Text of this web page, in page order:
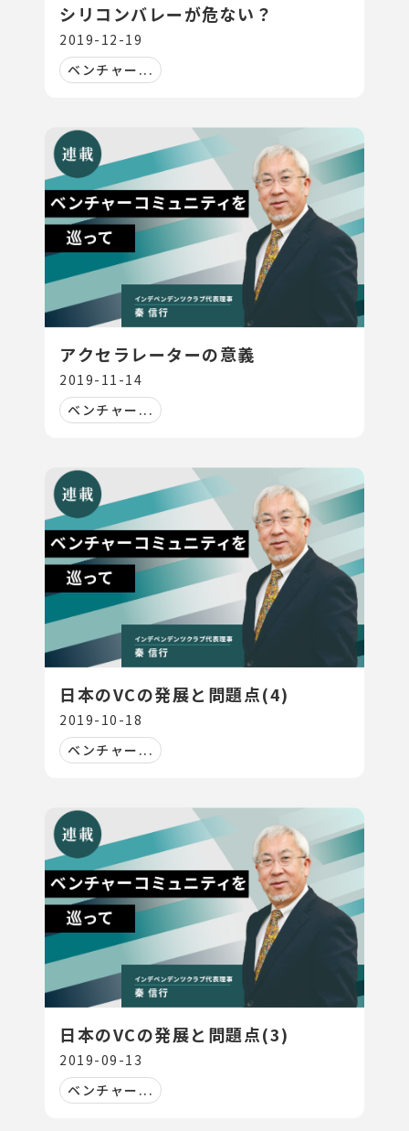
シリコンバレーが危ない？
2019-12-19
ベンチャー...
アクセラレーターの意義
2019-11-14
ベンチャー...
日本のVCの発展と問題点(4)
2019-10-18
ベンチャー...
日本のVCの発展と問題点(3)
2019-09-13
ベンチャー...